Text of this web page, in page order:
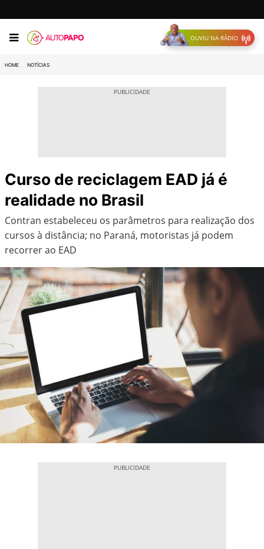
OUVIU NA RÁDIO
HOME NOTÍCIAS
Curso de reciclagem EAD já é
realidade no Brasil
Contran estabeleceu os parâmetros para realização dos
cursos à distância; no Paraná, motoristas já podem
recorrer ao EAD